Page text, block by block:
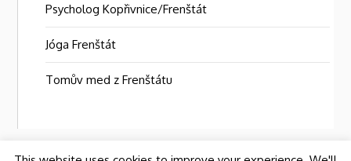
Psycholog Kopřivnice/Frenštát
Jóga Frenštát
Tomův med z Frenštátu